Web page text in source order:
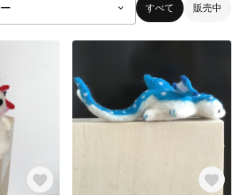
すべて 販売中